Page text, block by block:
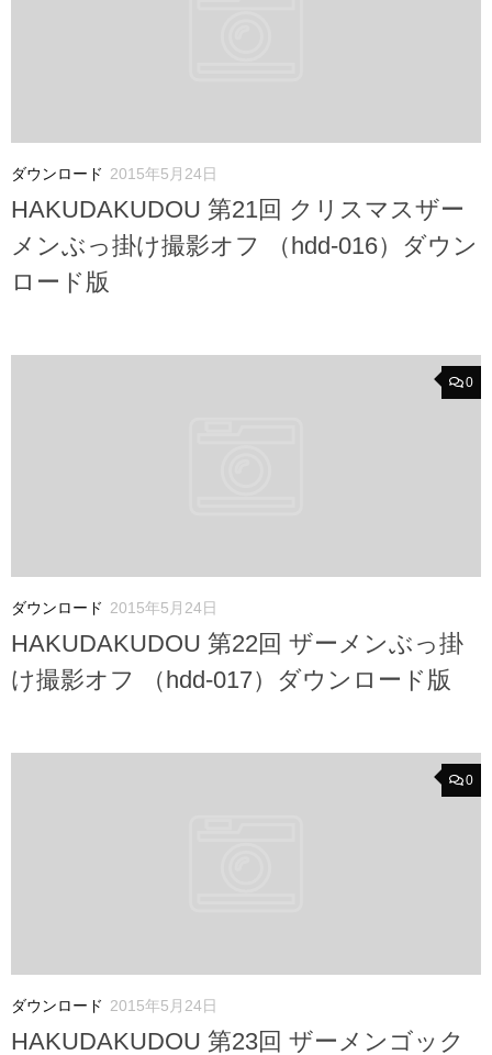
ダウンロード 2015年5月24日
HAKUDAKUDOU 第21回 クリスマスザー
メンぶっ掛け撮影オフ （hdd-016）ダウン
ロード版
0
ダウンロード 2015年5月24日
HAKUDAKUDOU 第22回 ザーメンぶっ掛
け撮影オフ （hdd-017）ダウンロード版
0
ダウンロード 2015年5月24日
HAKUDAKUDOU 第23回 ザーメンゴック